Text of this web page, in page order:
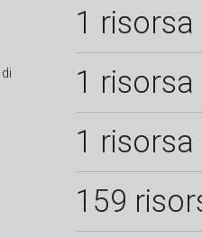
1 risorsa
di 1 risorsa
1 risorsa
159